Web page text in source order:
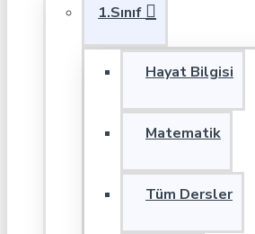
1.Sınıf
Hayat Bilgisi
Matematik
Tüm Dersler